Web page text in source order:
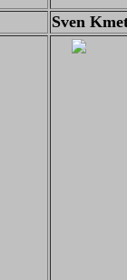
Sven